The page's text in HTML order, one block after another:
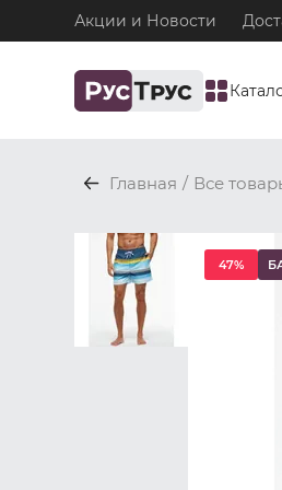
Акции и Новости
Главная / Все
47%